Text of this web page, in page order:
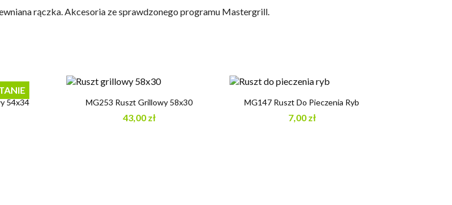
rączka. Akcesoria ze sprawdzonego programu Mastergrill.
54x34  Szybki podgląd
MG253 Ruszt Grillowy 58x30
43,00 zł
Szybki podgląd
MG147 Ruszt Do Pieczenia Ryb
7,00 zł